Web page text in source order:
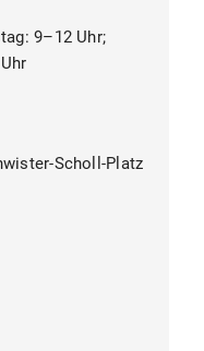
9–12 Uhr;
Scholl-Platz